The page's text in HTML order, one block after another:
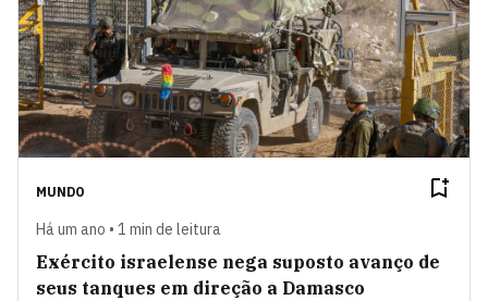
MUNDO
Há um ano • 1 min de leitura
Exército israelense nega suposto avanço de
seus tanques em direção a Damasco